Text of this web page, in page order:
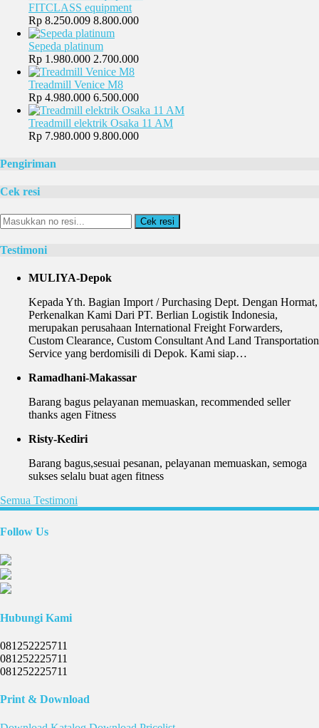
FITCLASS equipment
Rp 8.250.009 8.800.000
Sepeda platinum
Rp 1.980.000 2.700.000
Treadmill Venice M8
Rp 4.980.000 6.500.000
Treadmill elektrik Osaka 11 AM
Rp 7.980.000 9.800.000
Pengiriman
Cek resi
Cek resi
Testimoni
MULIYA-Depok
Kepada Yth. Bagian Import / Purchasing Dept. Dengan Hormat,
Perkenalkan Kami Dari PT. Berlian Logistik Indonesia,
merupakan perusahaan International Freight Forwarders,
Custom Clearance, Custom Consultant And Land Transportation
Service yang berdomisili di Depok. Kami siap…
Ramadhani-Makassar
Barang bagus pelayanan memuaskan, recommended seller
thanks agen Fitness
Risty-Kediri
Barang bagus,sesuai pesanan, pelayanan memuaskan, semoga
sukses selalu buat agen fitness
Semua Testimoni
Follow Us
Hubungi Kami
081252225711
081252225711
081252225711
Print & Download